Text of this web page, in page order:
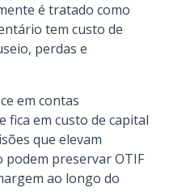
é tratado como
tem custo de
perdas e
em contas
em custo de capital
que elevam
preservar OTIF
ao longo do